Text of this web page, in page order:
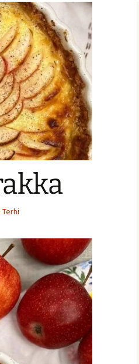
Terhi